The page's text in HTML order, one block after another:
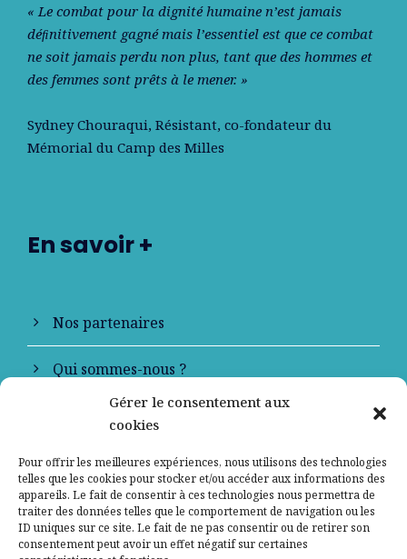
Gérer le consentement aux
cookies
Pour offrir les meilleures expériences, nous utilisons des technologies
telles que les cookies pour stocker et/ou accéder aux informations des
appareils. Le fait de consentir à ces technologies nous permettra de
traiter des données telles que le comportement de navigation ou les
ID uniques sur ce site. Le fait de ne pas consentir ou de retirer son
consentement peut avoir un effet négatif sur certaines
« Le combat pour la dignité humaine n’est jamais
déﬁnitivement gagné mais l’essentiel est que ce combat
ne soit jamais perdu non plus, tant que des hommes et
des femmes sont prêts à le mener. »
Sydney Chouraqui, Résistant, co-fondateur du
Mémorial du Camp des Milles
En savoir +
Nos partenaires
Qui sommes-nous ?
Contactez-nous
Mentions légales
Politique de confidentialité